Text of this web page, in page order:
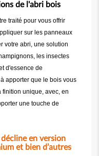
de l'abri bois
traité pour vous offrir
sur les panneaux
votre abri, une solution
les insectes
d'essence de
apporter que le bois vous
unique, avec, en
une touche de
en version
et bien d’autres